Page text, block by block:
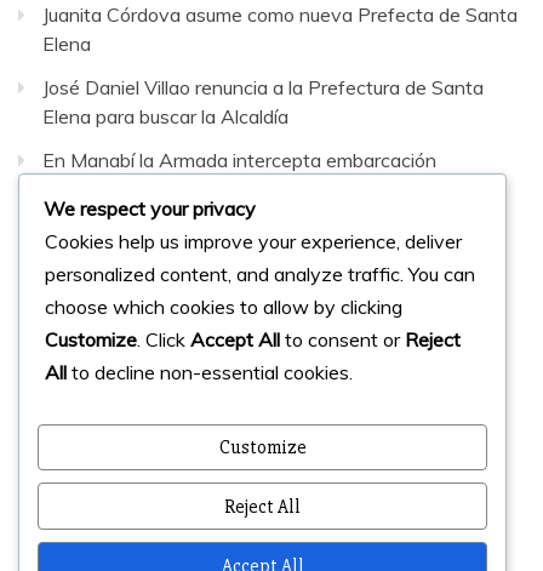
Juanita Córdova asume como nueva Prefecta de Santa
Elena
José Daniel Villao renuncia a la Prefectura de Santa
Elena para buscar la Alcaldía
En Manabí la Armada intercepta embarcación
fiscalización
Facebook
Instagram
Twitter
© 2023 Micharts. Todos los derechos reservados.
We respect your privacy
Cookies help us improve your experience, deliver
personalized content, and analyze traffic. You can
choose which cookies to allow by clicking
Customize . Click Accept All to consent or Reject
All to decline non-essential cookies.
Customize
Reject All
Accept All